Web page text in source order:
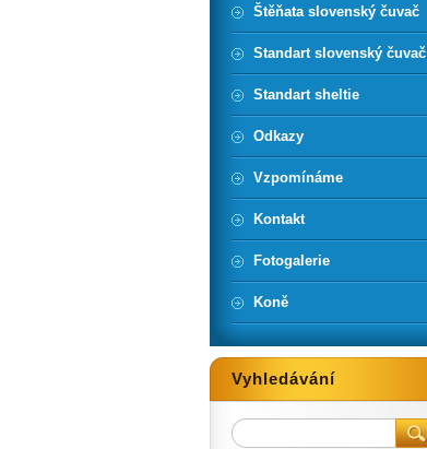
Štěňata slovenský čuvač
Standart slovenský čuvač
Standart sheltie
Odkazy
Vzpomínáme
Kontakt
Fotogalerie
Koně
Vyhledávání